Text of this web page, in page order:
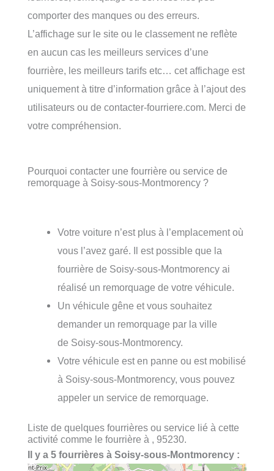
comporter des manques ou des erreurs.
L’affichage sur le site ou le classement ne reflète
en aucun cas les meilleurs services d’une
fourrière, les meilleurs tarifs etc… cet affichage est
uniquement à titre d’information grâce à l’ajout des
utilisateurs ou de contacter-fourriere.com. Merci de
votre compréhension.
Pourquoi contacter une fourrière ou service de
remorquage à Soisy-sous-Montmorency ?
Votre voiture n’est plus à l’emplacement où
vous l’avez garé. Il est possible que la
fourrière de Soisy-sous-Montmorency ai
réalisé un remorquage de votre véhicule.
Un véhicule gêne et vous souhaitez
demander un remorquage par la ville
de Soisy-sous-Montmorency.
Votre véhicule est en panne ou est mobilisé
à Soisy-sous-Montmorency, vous pouvez
appeler un service de remorquage.
Liste de quelques fourrières ou service lié à cette
activité comme le fourrière à , 95230.
Il y a 5 fourrières à Soisy-sous-Montmorency :